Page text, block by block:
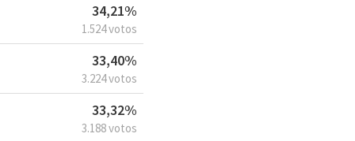
34,21%
1.524 votos
33,40%
3.224 votos
33,32%
3.188 votos